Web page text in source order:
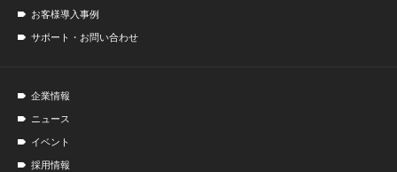
お客様導入事例
サポート・お問い合わせ
企業情報
ニュース
イベント
採用情報